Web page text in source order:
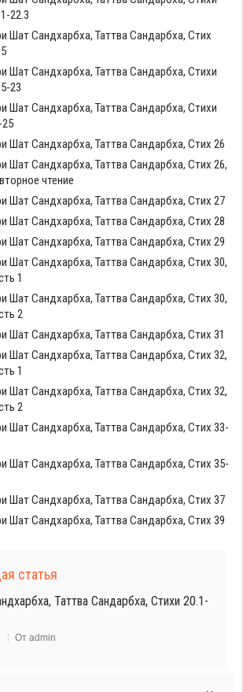
22.3
Шат Сандхарбха, Таттва Сандарбха, Стих
Шат Сандхарбха, Таттва Сандарбха, Стихи
23
Шат Сандхарбха, Таттва Сандарбха, Стихи
Шат Сандхарбха, Таттва Сандарбха, Стих 26
Шат Сандхарбха, Таттва Сандарбха, Стих 26,
чтение
Шат Сандхарбха, Таттва Сандарбха, Стих 27
Шат Сандхарбха, Таттва Сандарбха, Стих 28
Шат Сандхарбха, Таттва Сандарбха, Стих 29
Шат Сандхарбха, Таттва Сандарбха, Стих 30,
1
Шат Сандхарбха, Таттва Сандарбха, Стих 30,
2
Шат Сандхарбха, Таттва Сандарбха, Стих 31
Шат Сандхарбха, Таттва Сандарбха, Стих 32,
1
Шат Сандхарбха, Таттва Сандарбха, Стих 32,
2
Шат Сандхарбха, Таттва Сандарбха, Стих 33-
Шат Сандхарбха, Таттва Сандарбха, Стих 35-
Шат Сандхарбха, Таттва Сандарбха, Стих 37
Шат Сандхарбха, Таттва Сандарбха, Стих 39
статья
Таттва Сандарбха, Стихи 20.1-
От admin